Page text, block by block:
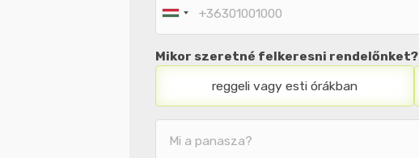
elérhetőség
Mikor szeretné felkeresni rendelőnket?
reggeli vagy esti órákban